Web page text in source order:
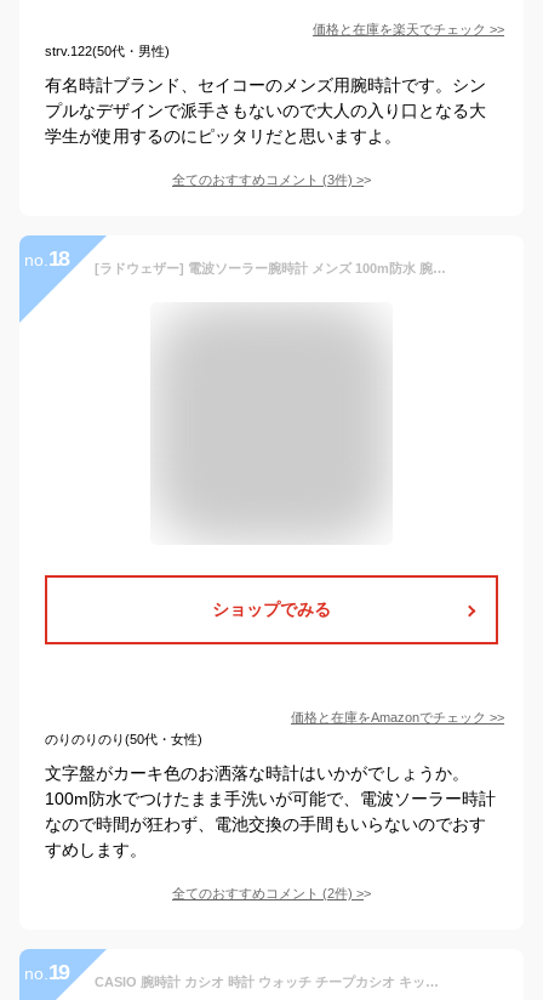
価格と在庫を楽天でチェック >>
strv.122(50代・男性)
有名時計ブランド、セイコーのメンズ用腕時計です。シン
プルなデザインで派手さもないので大人の入り口となる大
学生が使用するのにピッタリだと思いますよ。
全てのおすすめコメント (3件) >
no. 18 [ラドウェザー] 電波ソーラー腕時計 メンズ 100m防水 腕時計 lad017 (カーキ)
ショップでみる
価格と在庫をAmazonでチェック >>
のりのりのり(50代・女性)
文字盤がカーキ色のお洒落な時計はいかがでしょうか。
100m防水でつけたまま手洗いが可能で、電波ソーラー時計
なので時間が狂わず、電池交換の手間もいらないのでおす
すめします。
全てのおすすめコメント (2件) >
no. 19 CASIO 腕時計 カシオ 時計 ウォッチ チープカシオ キッズ カシオ 海外モデル タフソーラー アナデジ メンズ AQ-S810Wシリーズ [並行輸入品]